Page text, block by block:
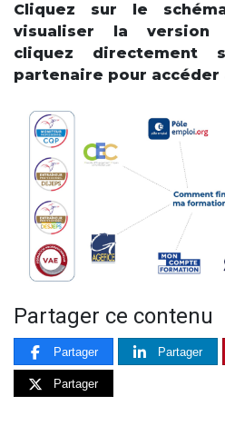
Cliquez sur le
visualiser la version
cliquez directement
partenaire pour
Partager ce contenu
Partager Partager
Partager